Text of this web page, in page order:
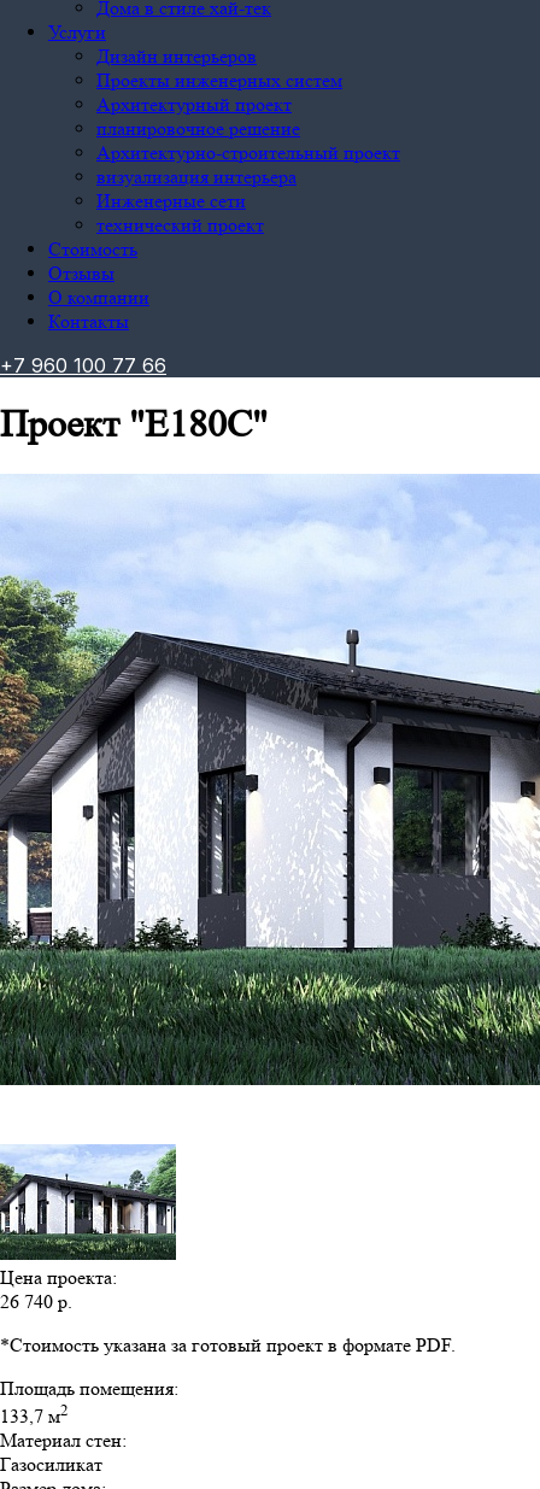
Дома в стиле хай-тек
Услуги
Дизайн интерьеров
Проекты инженерных систем
Архитектурный проект
планировочное решение
Архитектурно-строительный проект
визуализация интерьера
Инженерные сети
технический проект
Стоимость
Отзывы
О компании
Контакты
+7 960 100 77 66
Проект "E180C"
Цена проекта:
26 740 р.
*Стоимость указана за готовый проект в формате PDF.
Площадь помещения:
133,7 м2
Материал стен:
Газосиликат